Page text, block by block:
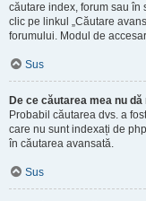
căutare index, forum sau în
clic pe linkul „Căutare
forumului. Modul de
Sus
De ce căutarea mea nu
Probabil căutarea dvs. a
care nu sunt indexați de
în căutarea avansată.
Sus